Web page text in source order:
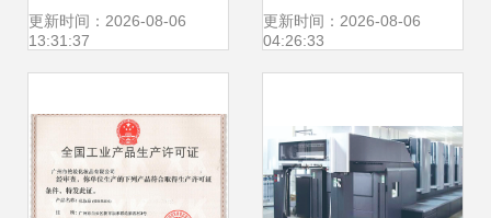
美
更新时间：2026-08-06
13:31:37
首饰系列呈现
更新时间：2026-08-06
04:26:33